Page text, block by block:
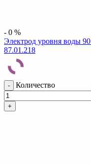
- 0 %
Электрод уровня воды
87.01.218
- Количество
+